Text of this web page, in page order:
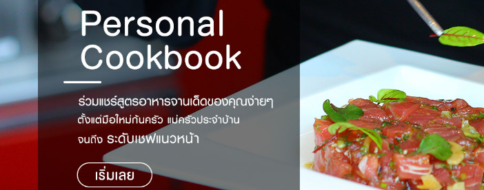
สูตรอาหารล่าสุด
Top Foodie
พาไปชิม
สารพันก้นครัว
เคล็ดลับน่ารู้
เปรียบเทียบหน่วยการตวง
เปรียบเทียบอุณหภูมิ
เปรียบเทียบน้ำหนักวัตถุดิบ
FoodPedia
สร้าง Cookbook